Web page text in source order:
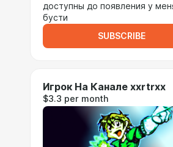
доступны до появления у
бусти
SUBSCRIBE
Игрок На Канале xxrtrxx
$3.3 per month